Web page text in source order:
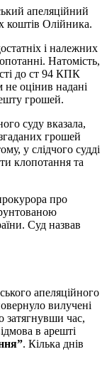
апеляційний
коштів Олійника.
і належних
Натомість,
до ст 94 КПК
оцінив надані
грошей.
суду вказала,
грошей
у слідчого судді
клопотання та
про
Суд назвав
апеляційного
вилучені
затягнувши час,
в арешті
. Кілька днів